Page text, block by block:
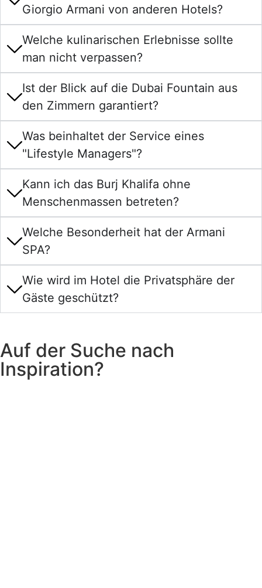
Giorgio Armani von anderen Hotels?
Welche kulinarischen Erlebnisse sollte
man nicht verpassen?
Ist der Blick auf die Dubai Fountain aus
den Zimmern garantiert?
Was beinhaltet der Service eines
"Lifestyle Managers"?
Kann ich das Burj Khalifa ohne
Menschenmassen betreten?
Welche Besonderheit hat der Armani
SPA?
Wie wird im Hotel die Privatsphäre der
Gäste geschützt?
Auf der Suche nach
Inspiration?